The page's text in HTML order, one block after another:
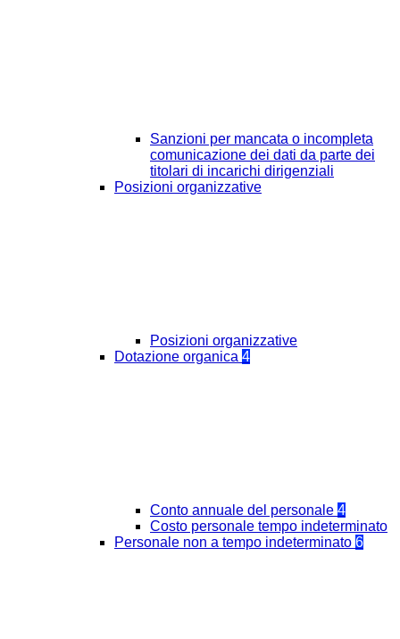
Sanzioni per mancata o incompleta
comunicazione dei dati da parte dei
titolari di incarichi dirigenziali
Posizioni organizzative
Posizioni organizzative
Dotazione organica 4
Conto annuale del personale 4
Costo personale tempo indeterminato
Personale non a tempo indeterminato 6